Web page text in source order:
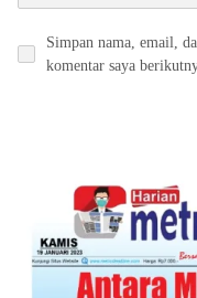
Simpan nama, email,
komentar saya